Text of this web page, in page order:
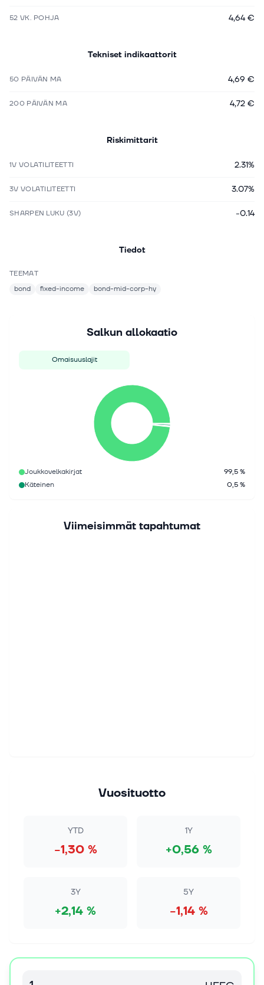
52 VK. POHJA 4,64 €
Tekniset indikaattorit
50 PÄIVÄN MA 4,69 €
200 PÄIVÄN MA 4,72 €
Riskimittarit
1V VOLATILITEETTI 2.31%
3V VOLATILITEETTI 3.07%
SHARPEN LUKU (3V) -0.14
Tiedot
TEEMAT
bond
fixed-income bond-mid-corp-hy
Salkun allokaatio
Omaisuuslajit
Joukkovelkakirjat
99,5 %
Käteinen
0,5 %
Viimeisimmät tapahtumat
Vuosituotto
YTD
−1,30 %
1Y
+0,56 %
3Y
+2,14 %
5Y
−1,14 %